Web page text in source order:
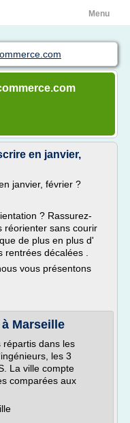
Menu
en janvier,
janvier, février ?
? Rassurez-
réorienter sans courir
de plus en plus d'
décalées .
vous présentons
Marseille
répartis dans les
les 3
La ville compte
comparées aux